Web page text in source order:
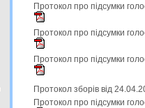
Протокол про підсумки
Протокол про підсумки
Протокол про підсумки
Протокол зборів від
Протокол про підсумки